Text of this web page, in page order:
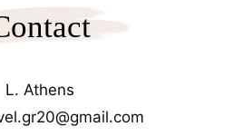
L. Athens